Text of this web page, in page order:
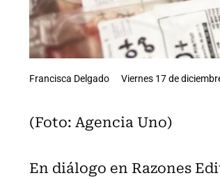
Francisca Delgado Viernes 17 de
(Foto: Agencia Uno)
En diálogo en Razones